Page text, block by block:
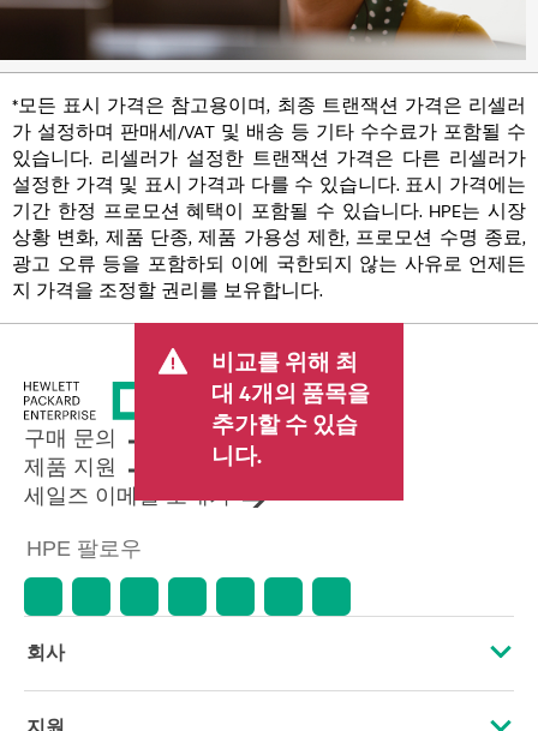
*모든 표시 가격은 참고용이며, 최종 트랜잭션 가격은 리셀러
가 설정하며 판매세/VAT 및 배송 등 기타 수수료가 포함될 수
있습니다. 리셀러가 설정한 트랜잭션 가격은 다른 리셀러가
설정한 가격 및 표시 가격과 다를 수 있습니다. 표시 가격에는
기간 한정 프로모션 혜택이 포함될 수 있습니다. HPE는 시장
상황 변화, 제품 단종, 제품 가용성 제한, 프로모션 수명 종료,
광고 오류 등을 포함하되 이에 국한되지 않는 사유로 언제든
지 가격을 조정할 권리를 보유합니다.
비교를 위해 최
대 4개의 품목을
추가할 수 있습
니다.
구매 문의
제품 지원
세일즈 이메일 보내기
HPE 팔로우
회사
HPE 소개
지원